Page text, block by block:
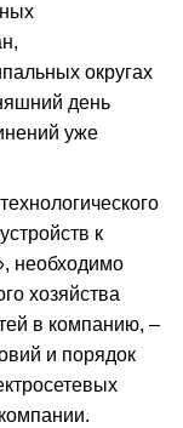
округах
день
уже
к
необходимо
хозяйства
в компанию, –
и порядок